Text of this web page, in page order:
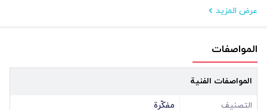
٤٢ ورقة مناسبة للتدوين اليومي والأفكار السريعة.
اختيار مثالي للهدايا
ونصف شعبان.
مظهر بصري جميل
مناسب لتدوين الأدعية والأذكار
عرض المزيد
المواصفات
المواصفات الفنية
التصنيف
مفكّرة